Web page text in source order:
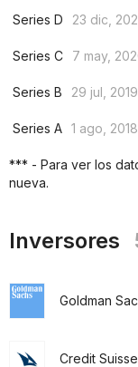
Series D
23 dic,
Series C
7 may,
Series B
29 jul, 2019
Series A 1 ago, 2018
*** - Para ver los
nueva.
Inversores
Goldman
Credit Suisse